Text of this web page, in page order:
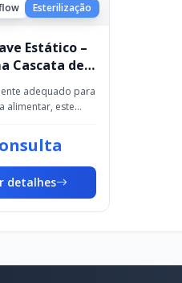
Esterilização
Estático –
Cascata de
adequado para
alimentar, este
e construção
maior
detalhes